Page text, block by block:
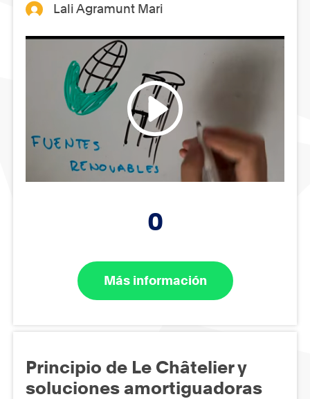
Lali Agramunt Mari
0
Más información
Principio de Le Châtelier y
soluciones amortiguadoras